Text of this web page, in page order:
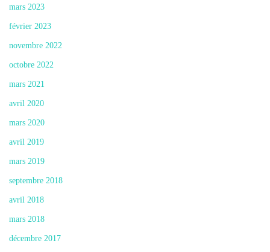
mars 2023
février 2023
novembre 2022
octobre 2022
mars 2021
avril 2020
mars 2020
avril 2019
mars 2019
septembre 2018
avril 2018
mars 2018
décembre 2017